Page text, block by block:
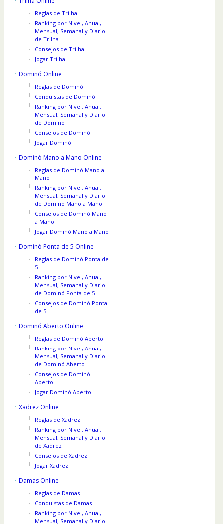
Reglas de Trilha
Ranking por Nivel, Anual,
Mensual, Semanal y Diario
de Trilha
Consejos de Trilha
Jogar Trilha
Dominó Online
Reglas de Dominó
Conquistas de Dominó
Ranking por Nivel, Anual,
Mensual, Semanal y Diario
de Dominó
Consejos de Dominó
Jogar Dominó
Dominó Mano a Mano Online
Reglas de Dominó Mano a
Mano
Ranking por Nivel, Anual,
Mensual, Semanal y Diario
de Dominó Mano a Mano
Consejos de Dominó Mano
a Mano
Jogar Dominó Mano a Mano
Dominó Ponta de 5 Online
Reglas de Dominó Ponta de
5
Ranking por Nivel, Anual,
Mensual, Semanal y Diario
de Dominó Ponta de 5
Consejos de Dominó Ponta
de 5
Dominó Aberto Online
Reglas de Dominó Aberto
Ranking por Nivel, Anual,
Mensual, Semanal y Diario
de Dominó Aberto
Consejos de Dominó
Aberto
Jogar Dominó Aberto
Xadrez Online
Reglas de Xadrez
Ranking por Nivel, Anual,
Mensual, Semanal y Diario
de Xadrez
Consejos de Xadrez
Jogar Xadrez
Damas Online
Reglas de Damas
Conquistas de Damas
Ranking por Nivel, Anual,
Mensual, Semanal y Diario